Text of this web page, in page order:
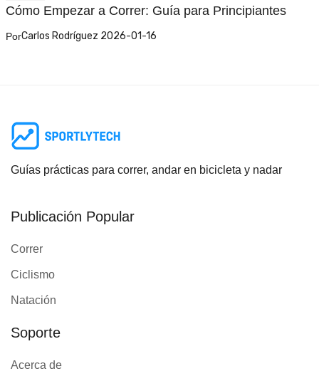
Cómo Empezar a Correr: Guía para Principiantes
PorCarlos Rodríguez 2026-01-16
Guías prácticas para correr, andar en bicicleta y nadar
Publicación Popular
Correr
Ciclismo
Natación
Soporte
Acerca de